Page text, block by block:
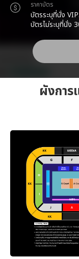
ราคาบัตร
บัตรระบุที่นั่ง
บัตรไม่ระบุที่นั่ง
ผังกา